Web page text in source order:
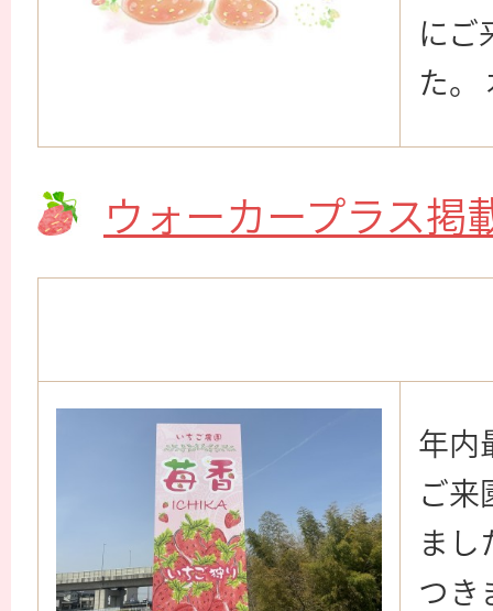
にご
た。
ウォーカープラス掲
年内
ご来
まし
つき